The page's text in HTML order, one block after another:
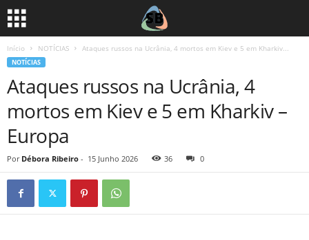
Início NOTÍCIAS Ataques russos na Ucrânia, 4 mortos em Kiev e 5 em Kharkiv...
NOTÍCIAS
Ataques russos na Ucrânia, 4
mortos em Kiev e 5 em Kharkiv –
Europa
Por Débora Ribeiro - 15 Junho 2026 36 0